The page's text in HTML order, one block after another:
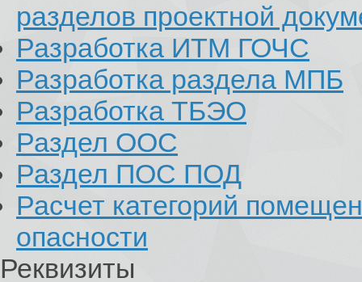
разделов проектной
Разработка ИТМ ГОЧС
Разработка раздела МПБ
Разработка ТБЭО
Раздел ООС
Раздел ПОС ПОД
Расчет категорий
опасности
Реквизиты